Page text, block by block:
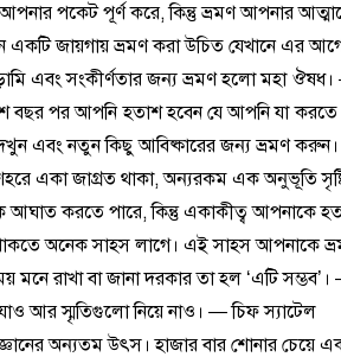
পকেট পূর্ণ করে, কিন্তু ভ্রমণ আপনার
একটি জায়গায় ভ্রমণ করা উচিত যেখানে এর
এবং সংকীর্ণতার জন্য ভ্রমণ হলো মহা
বছর পর আপনি হতাশ হবেন যে আপনি যা করতে
এবং নতুন কিছু আবিষ্কারের জন্য ভ্রমণ
একা জাগ্রত থাকা, অন্যরকম এক অনুভূতি
আঘাত করতে পারে, কিন্তু একাকীত্ব আপনাকে
অনেক সাহস লাগে। এই সাহস আপনাকে
রাখা বা জানা দরকার তা হল ‘এটি
আর স্মৃতিগুলো নিয়ে নাও। — চিফ স্যাটেল
অন্যতম উৎস। হাজার বার শোনার চেয়ে